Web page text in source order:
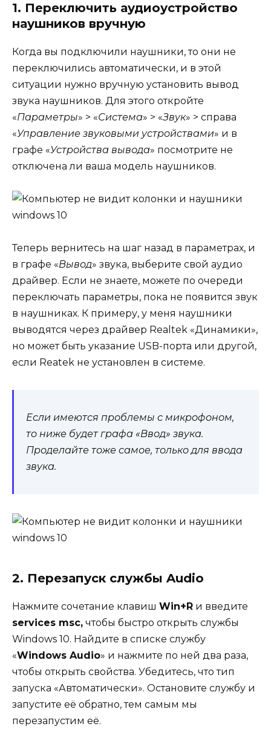
1. Переключить аудиоустройство
наушников вручную
Когда вы подключили наушники, то они не
переключились автоматически, и в этой
ситуации нужно вручную установить вывод
звука наушников. Для этого откройте
«Параметры» > «Система» > «Звук» > справа
«Управление звуковыми устройствами» и в
графе «Устройства вывода» посмотрите не
отключена ли ваша модель наушников.
Теперь вернитесь на шаг назад в параметрах, и
в графе «Вывод» звука, выберите свой аудио
драйвер. Если не знаете, можете по очереди
переключать параметры, пока не появится звук
в наушниках. К примеру, у меня наушники
выводятся через драйвер Realtek «Динамики»,
но может быть указание USB-порта или другой,
если Reatek не установлен в системе.
Если имеются проблемы с микрофоном,
то ниже будет графа «Ввод» звука.
Проделайте тоже самое, только для ввода
звука.
2. Перезапуск службы Audio
Нажмите сочетание клавиш Win+R и введите
services msc, чтобы быстро открыть службы
Windows 10. Найдите в списке службу
«Windows Audio» и нажмите по ней два раза,
чтобы открыть свойства. Убедитесь, что тип
запуска «Автоматически». Остановите службу и
запустите её обратно, тем самым мы
перезапустим её.